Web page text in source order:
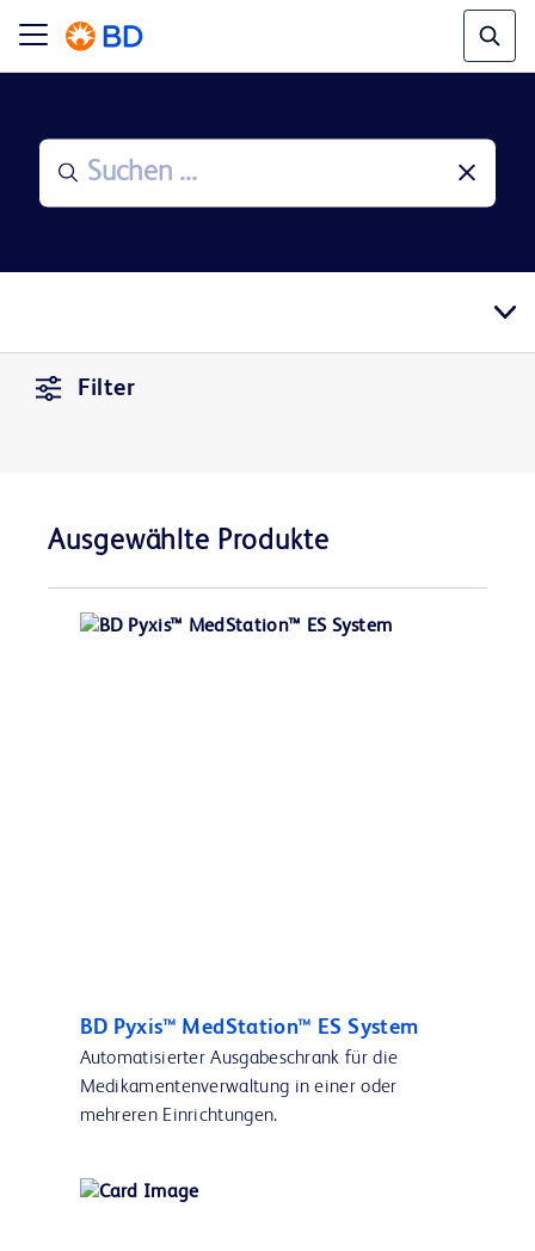
Filter
Ausgewählte Produkte
BD Pyxis™ MedStation™ ES System
Automatisierter Ausgabeschrank für die
Medikamentenverwaltung in einer oder
mehreren Einrichtungen.